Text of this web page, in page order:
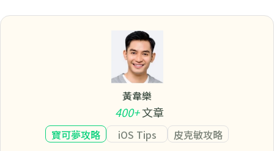
黃韋樂
400+文章
寶可夢攻略 iOS Tips 皮克敏攻略